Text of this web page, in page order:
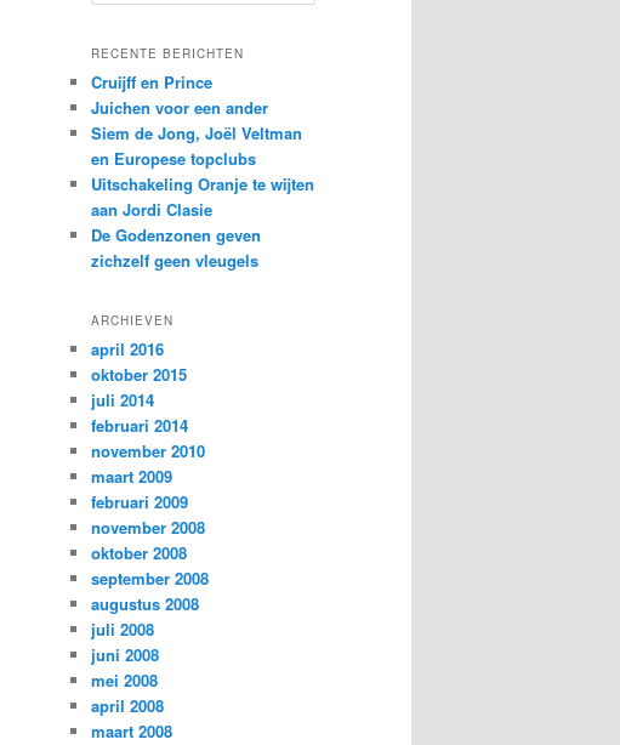
k
n
RECENTE BERICHTEN
Cruijff en Prince
Juichen voor een ander
Siem de Jong, Joël Veltman
en Europese topclubs
Uitschakeling Oranje te wijten
aan Jordi Clasie
De Godenzonen geven
zichzelf geen vleugels
ARCHIEVEN
april 2016
oktober 2015
juli 2014
februari 2014
november 2010
maart 2009
februari 2009
november 2008
oktober 2008
september 2008
augustus 2008
juli 2008
juni 2008
mei 2008
april 2008
maart 2008